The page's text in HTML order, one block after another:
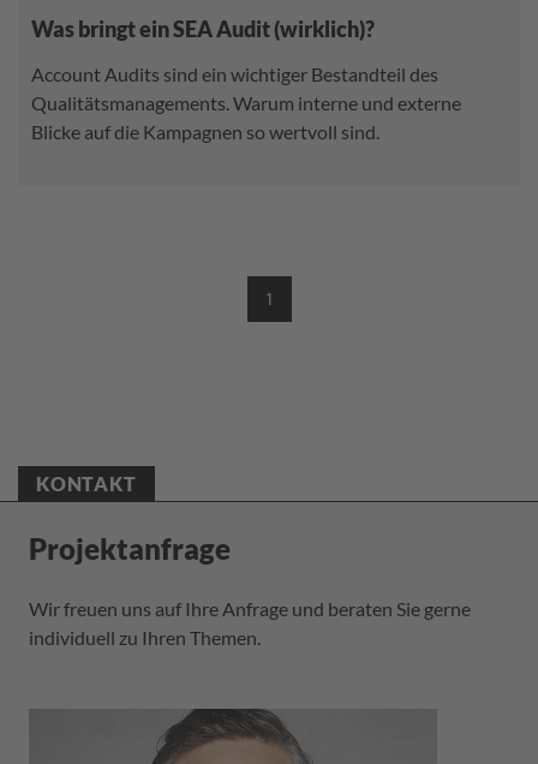
Was bringt ein SEA Audit (wirklich)?
Account Audits sind ein wichtiger Bestandteil des
Qualitätsmanagements. Warum interne und externe
Blicke auf die Kampagnen so wertvoll sind.
1(CURRENT)
KONTAKT
Projektanfrage
Wir freuen uns auf Ihre Anfrage und beraten Sie gerne
individuell zu Ihren Themen.